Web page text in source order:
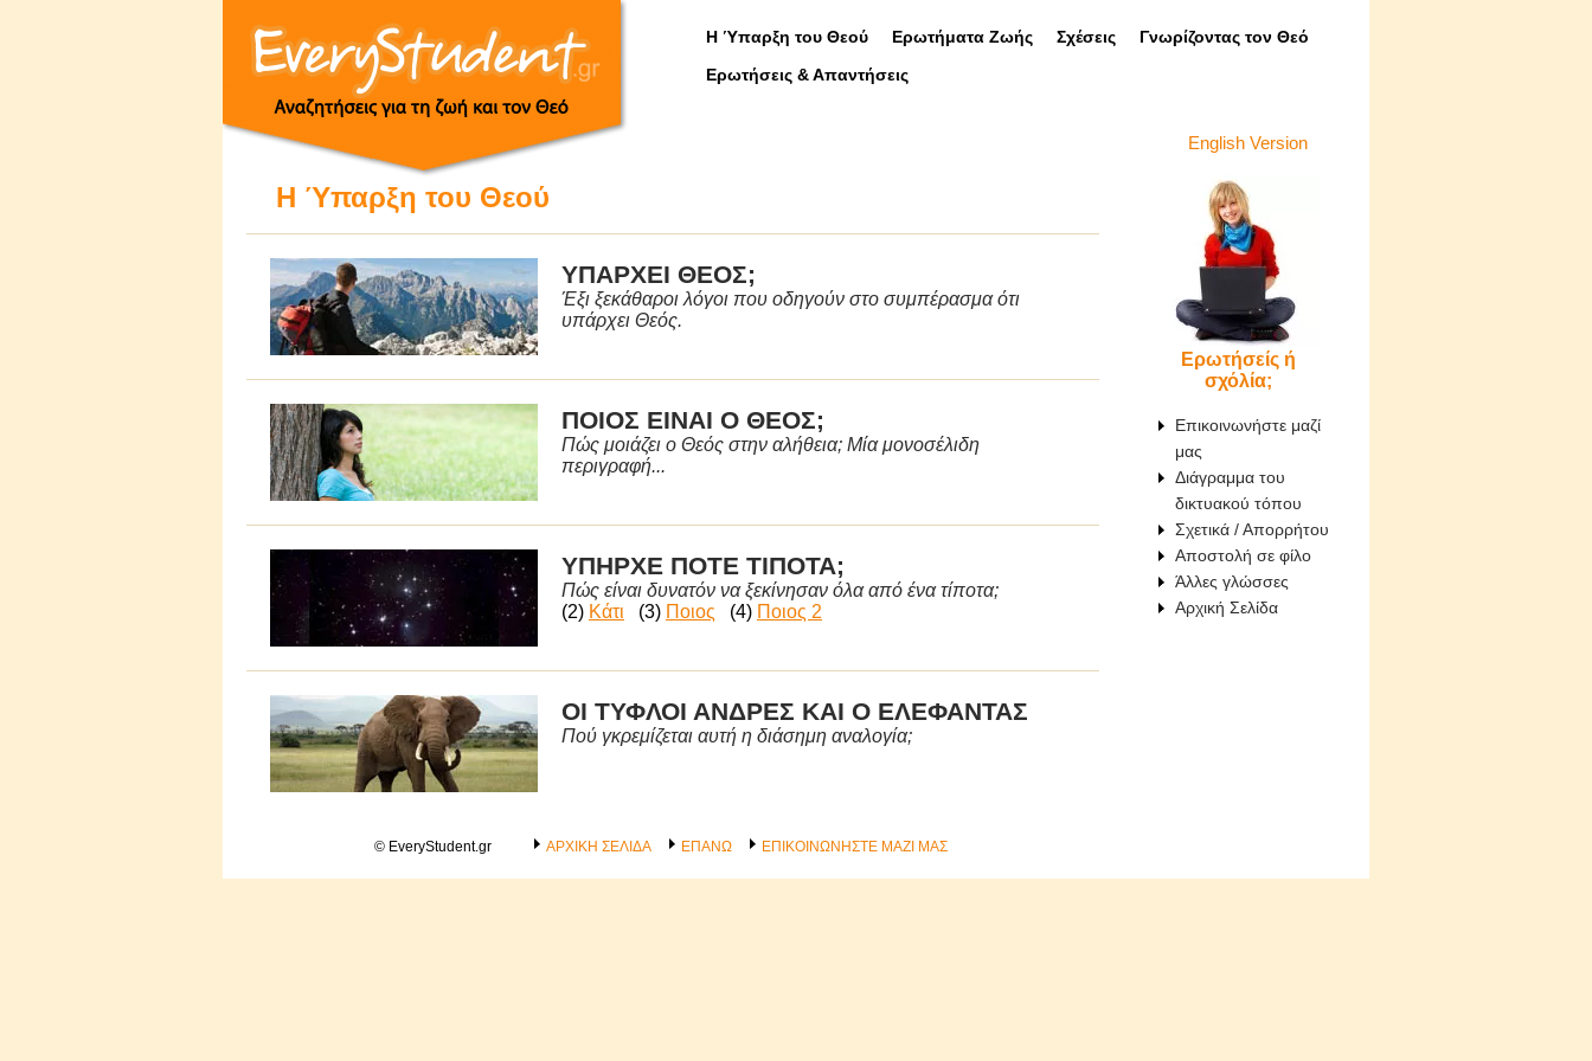
Η Ύπαρξη του Θεού Ερωτήματα Ζωής Σχέσεις
Γνωρίζοντας τον Θεό
Ερωτήσεις & Απαντήσεις
Η Ύπαρξη του Θεού
ΥΠΑΡΧΕΙ ΘΕΟΣ;
Έξι ξεκάθαροι λόγοι που οδηγούν στο συμπέρασμα ότι
υπάρχει Θεός.
ΠΟΙΟΣ ΕΙΝΑΙ Ο ΘΕΟΣ;
Πώς μοιάζει ο Θεός στην αλήθεια; Μία μονοσέλιδη
περιγραφή...
ΥΠΗΡΧΕ ΠΟΤΕ ΤΙΠΟΤΑ;
Πώς είναι δυνατόν να ξεκίνησαν όλα από ένα τίποτα;
(2) Κάτι (3) Ποιος (4) Ποιος 2
ΟΙ ΤΥΦΛΟΙ ΑΝΔΡΕΣ ΚΑΙ Ο ΕΛΕΦΑΝΤΑΣ
Πού γκρεμίζεται αυτή η διάσημη αναλογία;
English Version
Ερωτήσείς ή
σχόλία;
Επικοινωνήστε μαζί
μας
Διάγραμμα του
δικτυακού τόπου
Σχετικά / Απορρήτου
Αποστολή σε φίλο
Άλλες γλώσσες
Αρχική Σελίδα
© EveryStudent.gr ΑΡΧΙΚΗ ΣΕΛΙΔΑ ΕΠΑΝΩ ΕΠΙΚΟΙΝΩΝΗΣΤΕ ΜΑΖΙ ΜΑΣ